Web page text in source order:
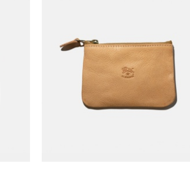
Il Bisonte Zero Wallet ( s )